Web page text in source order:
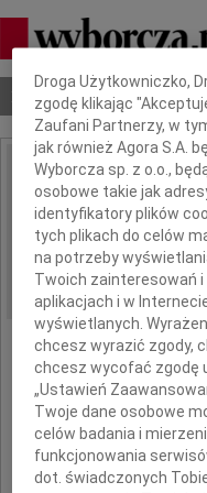
Nekrologi Odeszli
IMIĘ I NAZWISKO:
REGION:
DATA EMISJI:
Dbamy o Twoją
Droga Użytkowniczko,
zgodę klikając
Zaufani Partnerzy, w
jak również Agora S.A.
Wyborcza sp. z o.o.,
osobowe takie jak
identyfikatory plików
tych plikach do celów
na potrzeby
Twoich zainteresowań
aplikacjach i w
wyświetlanych.
chcesz wyrazić zgody,
chcesz wycofać zgodę
„Ustawień
Twoje dane osobowe
celów badania i
funkcjonowania
dot. świadczonych